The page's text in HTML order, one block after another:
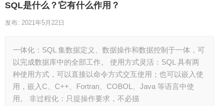
SQL是什么？它有什么作用？
发布: 2021年5月22日
一体化：SQL 集数据定义、数据操作和数据控制于一体，可
以完成数据库中的全部工作。 使用方式灵活：SQL 具有两
种使用方式，可以直接以命令方式交互使用；也可以嵌入使
用，嵌入C、C++、Fortran、COBOL、Java 等语言中使
用。 非过程化：只提操作要求，不必描